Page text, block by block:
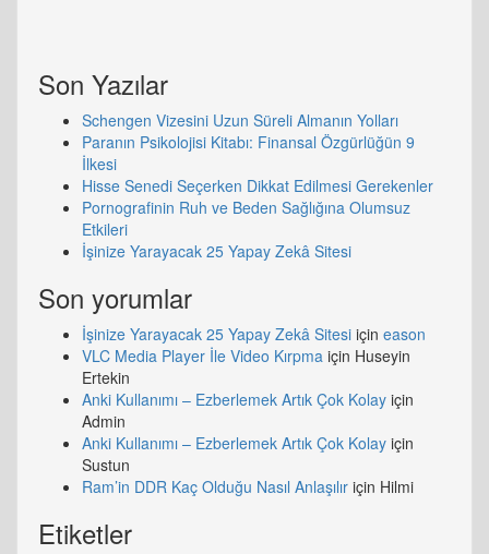
Son Yazılar
Schengen Vizesini Uzun Süreli Almanın Yolları
Paranın Psikolojisi Kitabı: Finansal Özgürlüğün 9
İlkesi
Hisse Senedi Seçerken Dikkat Edilmesi Gerekenler
Pornografinin Ruh ve Beden Sağlığına Olumsuz
Etkileri
İşinize Yarayacak 25 Yapay Zekâ Sitesi
Son yorumlar
İşinize Yarayacak 25 Yapay Zekâ Sitesi için eason
VLC Media Player İle Video Kırpma için Huseyin
Ertekin
Anki Kullanımı – Ezberlemek Artık Çok Kolay için
Admin
Anki Kullanımı – Ezberlemek Artık Çok Kolay için
Sustun
Ram’in DDR Kaç Olduğu Nasıl Anlaşılır için Hilmi
Etiketler